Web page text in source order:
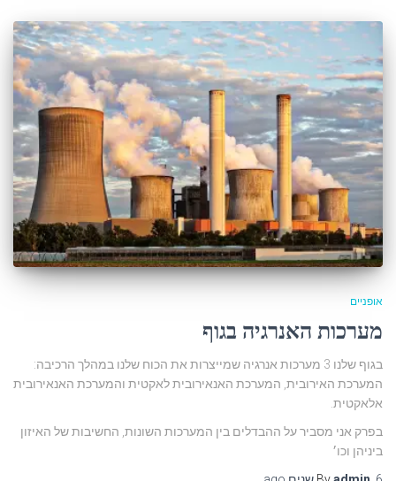
אופניים
מערכות האנרגיה בגוף
בגוף שלנו 3 מערכות אנרגיה שמייצרות את הכוח שלנו במהלך הרכיבה:
המערכת האירובית, המערכת האנאירובית לאקטית והמערכת האנאירובית
אלאקטית.
בפרק אני מסביר על ההבדלים בין המערכות השונות, החשיבות של האיזון
ביניהן וכו׳